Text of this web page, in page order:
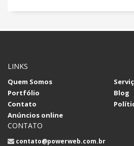
LINKS
Quem Somos
Portfólio
Blog
Contato
Anúncios online
CONTATO
contato@powerweb.com.br